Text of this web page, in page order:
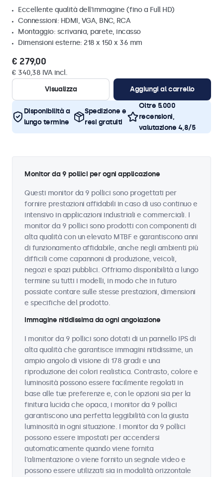
Eccellente qualità dell'immagine (fino a Full HD)
Connessioni: HDMI, VGA, BNC, RCA
Montaggio: scrivania, parete, incasso
Dimensioni esterne: 218 x 150 x 36 mm
€ 279,00
€ 340,38 IVA incl.
Visualizza
Aggiungi al carrello
Disponibilità a
lungo termine
Spedizione e
resi gratuiti
Oltre 5.000
recensioni,
valutazione 4,8/5
Monitor da 9 pollici per ogni applicazione
Questi monitor da 9 pollici sono progettati per
fornire prestazioni affidabili in caso di uso continuo e
intensivo in applicazioni industriali e commerciali. I
monitor da 9 pollici sono prodotti con componenti di
alta qualità con un elevato MTBF e garantiscono anni
di funzionamento affidabile, anche negli ambienti più
difficili come capannoni di produzione, veicoli,
negozi e spazi pubblici. Offriamo disponibilità a lungo
termine su tutti i modelli, in modo che in futuro
possiate contare sulle stesse prestazioni, dimensioni
e specifiche del prodotto.
Immagine nitidissima da ogni angolazione
I monitor da 9 pollici sono dotati di un pannello IPS di
alta qualità che garantisce immagini nitidissime, un
ampio angolo di visione di 178 gradi e una
riproduzione dei colori realistica. Contrasto, colore e
luminosità possono essere facilmente regolati in
base alle tue preferenze e, con le opzioni sia per la
finitura lucida che opaca, i monitor da 9 pollici
garantiscono una perfetta leggibilità con la giusta
luminosità in ogni situazione. I monitor da 9 pollici
possono essere impostati per accendersi
automaticamente quando viene fornita
l'alimentazione o viene fornito un segnale video e
possono essere utilizzati sia in modalità orizzontale